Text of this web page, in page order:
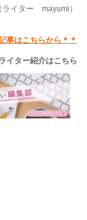
ライター mayumi）
事はこちらから＊＊
イター紹介はこちら